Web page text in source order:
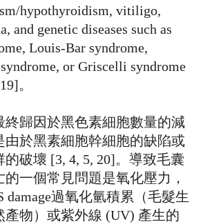
hypothyroidism, vitiligo,
and genetic diseases such as
Louis-Bar syndrome,
or Griscelli syndrome
。
終歸因於黑色素細胞數量的減
由於黑素細胞幹細胞的缺陷或
破壞 [3, 4, 5, 20]。導致毛囊
一個常見問題是氧化壓力，
damage過氧化氫積累（毛髮生
產物）或紫外線 (UV) 產生的